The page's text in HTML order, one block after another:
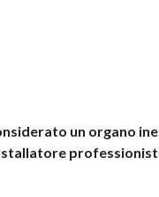
un organo